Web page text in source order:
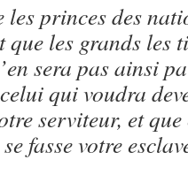
les princes des
que les grands les
sera pas ainsi
qui voudra
serviteur, et
fasse votre